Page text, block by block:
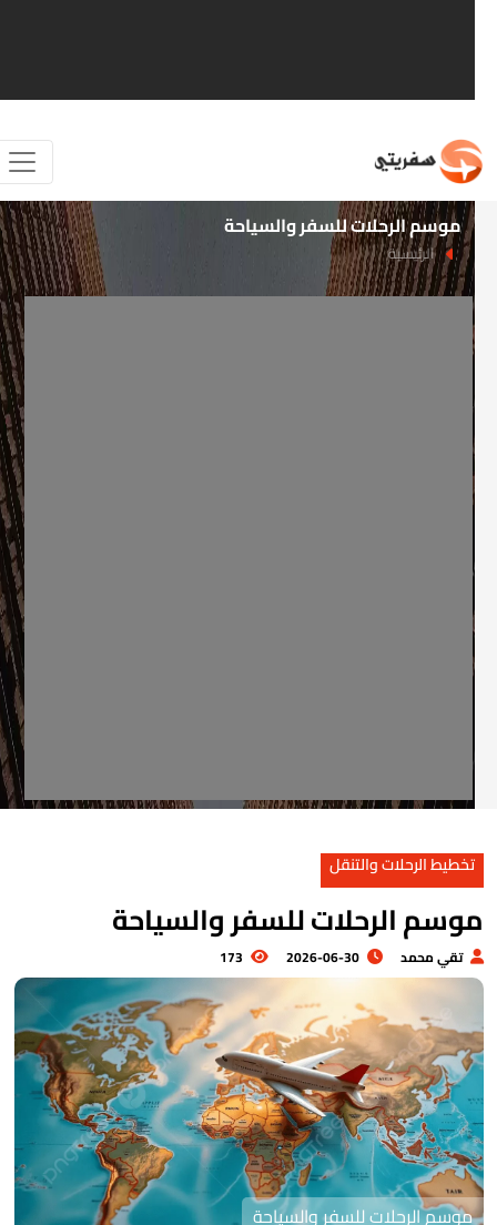
موسم الرحلات للسفر والسياحة
الرئيسية
تخطيط الرحلات والتنقل
الرحلات للسفر والسياحة
تقي محمد 2026-06-30
173
موسم الرحلات للسفر والسياحة